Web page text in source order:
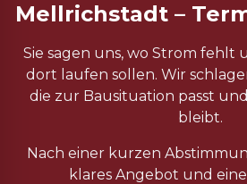
Mellrichstadt –
Sie sagen uns, wo Strom fehlt
dort laufen sollen. Wir
die zur Bausituation passt
bleibt.
Nach einer kurzen
klares Angebot und